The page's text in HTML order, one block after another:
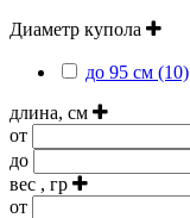
Диаметр купола
до 95 см (10)
длина, см
от
до
вес , гр
от